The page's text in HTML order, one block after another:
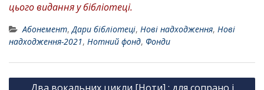
цього видання у бібліотеці.
Абонемент,Дари бібліотеці, Нові надходження, Нові
надходження-2021, Нотний фонд, Фонди
Н